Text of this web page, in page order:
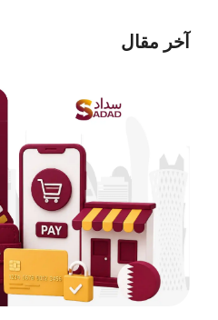
آخر مقال